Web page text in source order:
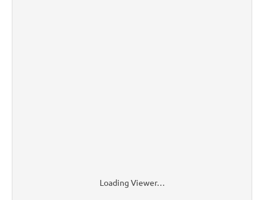
Loading Viewer…